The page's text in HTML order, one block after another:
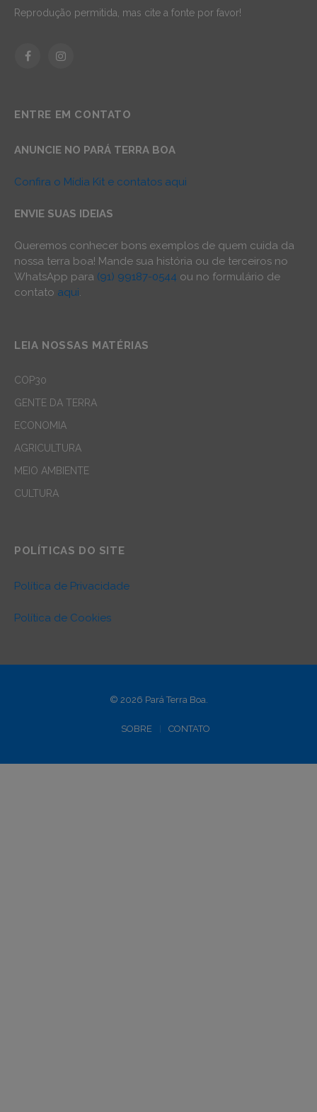
Reprodução permitida, mas cite a fonte por favor!
FacebookInstagram
ENTRE EM CONTATO
ANUNCIE NO PARÁ TERRA BOA
Confira o Mídia Kit e contatos aqui
ENVIE SUAS IDEIAS
Queremos conhecer bons exemplos de quem cuida da
nossa terra boa! Mande sua história ou de terceiros no
WhatsApp para (91) 99187-0544 ou no formulário de
contato aqui.
LEIA NOSSAS MATÉRIAS
COP30
GENTE DA TERRA
ECONOMIA
AGRICULTURA
MEIO AMBIENTE
CULTURA
POLÍTICAS DO SITE
Política de Privacidade
Política de Cookies
© 2026 Pará Terra Boa.
SOBRE CONTATO